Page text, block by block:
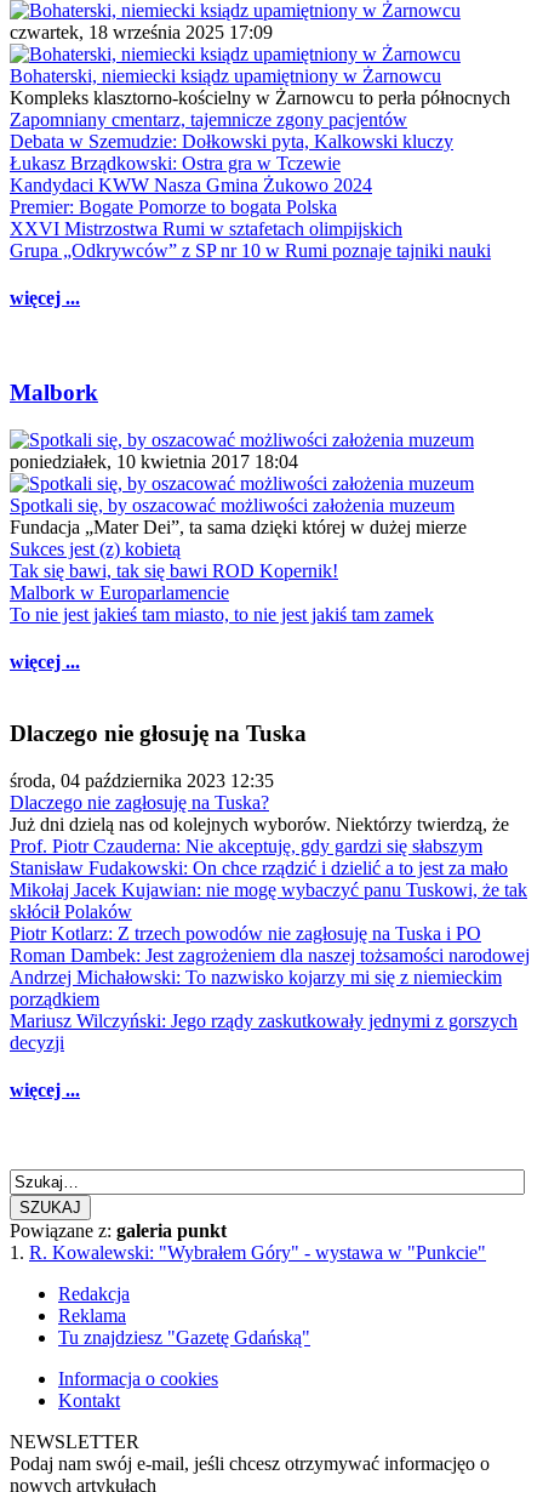
czwartek, 18 września 2025 17:09
Bohaterski, niemiecki ksiądz upamiętniony w Żarnowcu
Kompleks klasztorno-kościelny w Żarnowcu to perła północnych
Zapomniany cmentarz, tajemnicze zgony pacjentów
Debata w Szemudzie: Dołkowski pyta, Kalkowski kluczy
Łukasz Brządkowski: Ostra gra w Tczewie
Kandydaci KWW Nasza Gmina Żukowo 2024
Premier: Bogate Pomorze to bogata Polska
XXVI Mistrzostwa Rumi w sztafetach olimpijskich
Grupa „Odkrywców” z SP nr 10 w Rumi poznaje tajniki nauki
więcej ...
Malbork
poniedziałek, 10 kwietnia 2017 18:04
Spotkali się, by oszacować możliwości założenia muzeum
Fundacja „Mater Dei”, ta sama dzięki której w dużej mierze
Sukces jest (z) kobietą
Tak się bawi, tak się bawi ROD Kopernik!
Malbork w Europarlamencie
To nie jest jakieś tam miasto, to nie jest jakiś tam zamek
więcej ...
Dlaczego nie głosuję na Tuska
środa, 04 października 2023 12:35
Dlaczego nie zagłosuję na Tuska?
Już dni dzielą nas od kolejnych wyborów. Niektórzy twierdzą, że
Prof. Piotr Czauderna: Nie akceptuję, gdy gardzi się słabszym
Stanisław Fudakowski: On chce rządzić i dzielić a to jest za mało
Mikołaj Jacek Kujawian: nie mogę wybaczyć panu Tuskowi, że tak
skłócił Polaków
Piotr Kotlarz: Z trzech powodów nie zagłosuję na Tuska i PO
Roman Dambek: Jest zagrożeniem dla naszej tożsamości narodowej
Andrzej Michałowski: To nazwisko kojarzy mi się z niemieckim
porządkiem
Mariusz Wilczyński: Jego rządy zaskutkowały jednymi z gorszych
decyzji
więcej ...
SZUKAJ
Powiązane z: galeria punkt
1. R. Kowalewski: "Wybrałem Góry" - wystawa w "Punkcie"
Redakcja
Reklama
Tu znajdziesz "Gazetę Gdańską"
Informacja o cookies
Kontakt
NEWSLETTER
Podaj nam swój e-mail, jeśli chcesz otrzymywać informacjęo o
nowych artykułach